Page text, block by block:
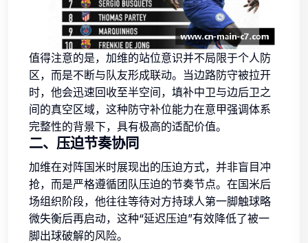
值得注意的是，加维的站位意识并不局限于个人防
区，而是不断与队友形成联动。当边路防守被拉开
时，他会迅速回收至半空间，填补中卫与边后卫之
间的真空区域，这种防守补位能力在意甲强调体系
完整性的背景下，具有极高的适配价值。
二、压迫节奏协同
加维在对阵国米时展现出的压迫方式，并非盲目冲
抢，而是严格遵循团队压迫的节奏节点。在国米后
场组织阶段，他往往等待对方持球人第一脚触球略
微失衡后再启动，这种“延迟压迫”有效降低了被一
脚出球破解的风险。